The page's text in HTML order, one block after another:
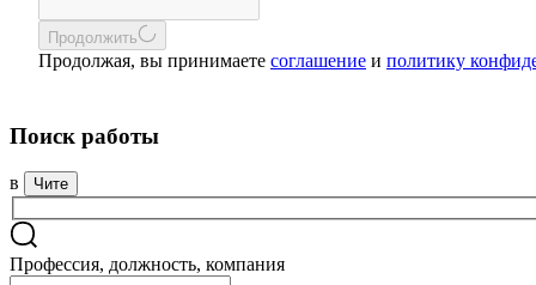
Продолжить
Продолжая, вы принимаете соглашение и политику
Поиск работы
в Чите
Профессия, должность, компания